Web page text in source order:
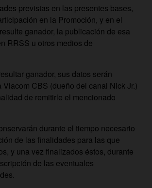
previstas en las presentes bases,
en la Promoción, y en el
ganador, la publicación de esa
RRSS u otros medios de
ganador, sus datos serán
Viacom CBS (dueño del canal Nick Jr.)
de remitirle el mencionado
durante el tiempo necesario
de las finalidades para las que
y una vez finalizados éstos, durante
de las eventuales